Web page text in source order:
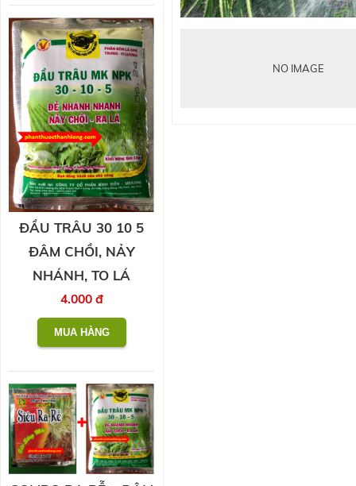
NO IMAGE
ĐẦU TRÂU 30 10 5
ĐÂM CHỒI, NẢY
NHÁNH, TO LÁ
4.000 đ